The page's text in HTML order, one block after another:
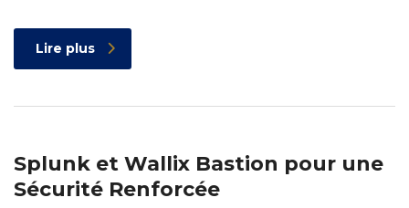
Lire plus
Splunk et Wallix Bastion pour une
Sécurité Renforcée